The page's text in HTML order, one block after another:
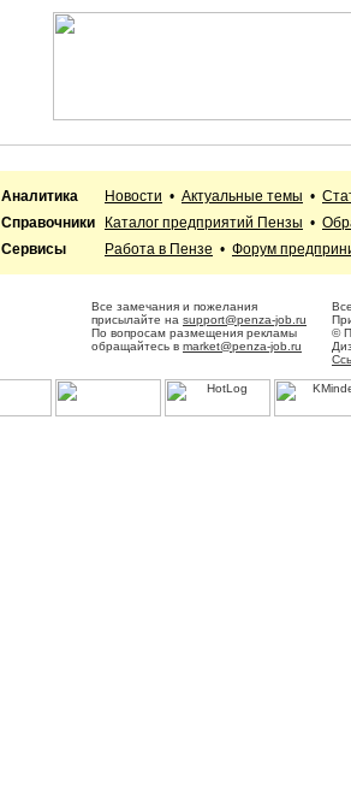
Аналитика Новости • Актуальные темы •
Справочники
Каталог предприятий Пензы •
Сервисы
Работа в Пензе • Форум
Все замечания и пожелания
присылайте на support@penza-job.ru
По вопросам размещения рекламы
обращайтесь в market@penza-job.ru
©